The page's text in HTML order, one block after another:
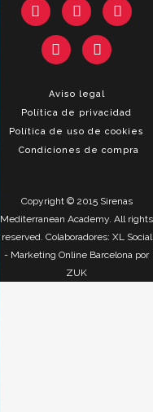
Aviso legal
Política de privacidad
Política de uso de cookies
Condiciones de compra
Copyright © 2015 Sirenas
Mediterranean Academy. All rights
reserved. Colaboradores: XL Social
- Marketing Online Barcelona por
ZUK